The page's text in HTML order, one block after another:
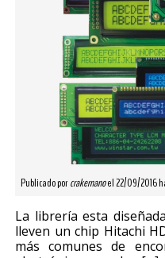
Publicado porcrakernanoel 22/09/2016
La librería esta
lleven un chip Hitachi
más comunes de